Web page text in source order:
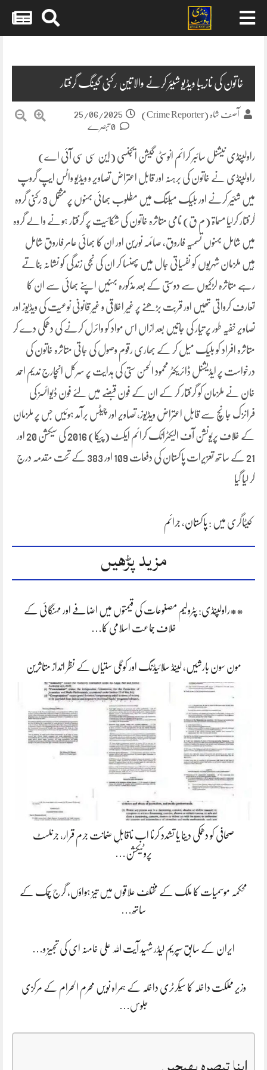
خاتون کی نازیبا ویڈیو شیئر کرنے والاتین رکنی گینگ گرفتار
آصف شاہ (Crime Reporter)
25/06/2025
راولپنڈی نیشنل سائبر کرائم انوسٹی گیشن ایجنسی (این سی سی آئی اے)
راولپنڈی نے خاتون کی برہنہ اور قابل اعتراض تصاویر و ویڈیو واٹس ایپ گروپ
میں شئیر کرنے اور بلیک میلنگ میں مطلوب بھائی بہنوں پر مشتمل 3 رکنی گروہ
گرفتار کرلیا مسماۃ (م ق) نامی متاثرہ خاتون کی شکائیت پر گرفتار ہونے والے گروہ
میں شامل بہنوں تسمیہ فاروق، صائمہ نورین اور ان کا بھائی عامر فاروق شامل
ہیں ملزمان شہریوں کو نفسیاتی جال میں پھنسا کر ان کی نجی زندگی کو نشانہ بناتے
رہے متاثرہ لڑکیوں سے دوستی کے بعد مذکورہ بہنیں اپنے بھائی سے ان کا
تعارف کرواتی تھیں اور قربت بڑھنے پر غیر اخلاقی و غیر قانونی نوعیت کی ویڈیوز اور
تصاویر خفیہ طور پر تیار کی جاتیں بعد ازاں اس مواد کو وائرل کرنے کی دھمکی دے کر
متاثرہ افراد کو بلیک میل کر کے بھاری رقوم وصول کی جاتی متاثرہ خاتون کی
درخواست پر ایڈیشنل ڈائریکٹر محمود الحسن ستی کی ہدایت پر سرکل انچارج ندیم احمد
خان نے ملزمان کو گرفتار کر کے ان کے فون قبضے میں لئے فون ڈیوائسز کی
فرانزک جانچ سے قابل اعتراض ویڈیوز، تصاویر اور چیٹس برآمد ہوئیں جس پر ملزمان
کے خلاف پریونشن آف الیکٹرانک کرائم ایکٹ (پیکا) 2016 کی سیکشن 20 اور
21 کے ساتھ تعزیرات پاکستان کی دفعات 109 اور 383 کے تحت مقدمہ درج
کر لیا گیا
کیٹاگری میں : پاکستان، جرائم
مزید پڑھیں
**راولپنڈی: پٹرولیم مصنوعات کی قیمتوں میں اضافے اور مہنگائی کے
خلاف جماعت اسلامی کا…
مون سون بارشیں، لینڈ سلائیڈنگ اور کوٹلی ستیاں کے نظر انداز متاثرین
صحافی کو دھمکی دینا یا تشدد کرنا اب ناقابلِ ضمانت جرم قرار، جرنلسٹ
پروٹیکشن…
محکمہ موسمیات کا ملک کے مختلف علاقوں میں تیز ہواؤں، گرج چمک کے
ساتھ…
ایران کے سابق سپریم لیڈر شہید آیت اللہ علی خامنہ ای کی تجہیز و…
وزیر مملکت داخلہ کا سیکرٹری داخلہ کے ہمراہ نویں محرم الحرام کے مرکزی
جلوس…